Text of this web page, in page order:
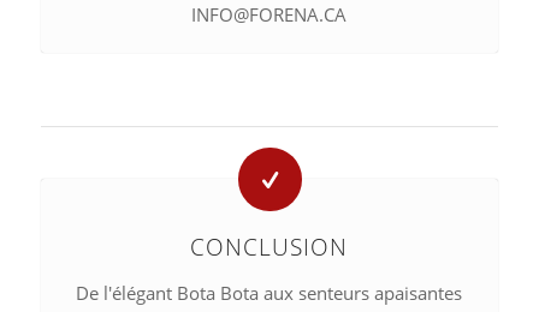
INFO@FORENA.CA
CONCLUSION
De l'élégant Bota Bota aux senteurs apaisantes